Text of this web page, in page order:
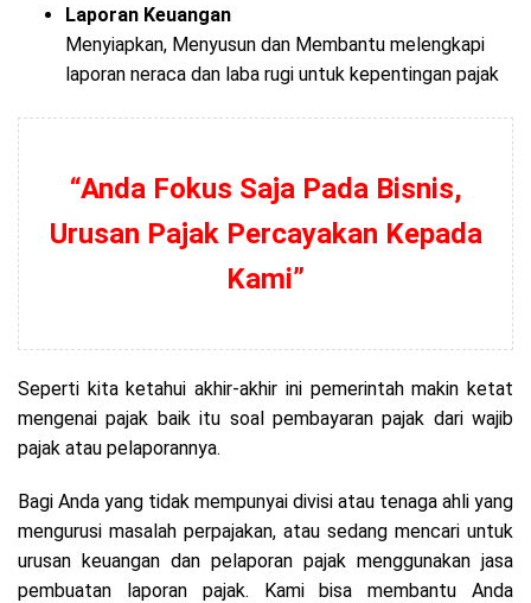
Laporan Keuangan
Menyiapkan, Menyusun dan Membantu melengkapi
laporan neraca dan laba rugi untuk kepentingan pajak
“Anda Fokus Saja Pada Bisnis,
Urusan Pajak Percayakan Kepada
Kami”
Seperti kita ketahui akhir-akhir ini pemerintah makin ketat
mengenai pajak baik itu soal pembayaran pajak dari wajib
pajak atau pelaporannya.
Bagi Anda yang tidak mempunyai divisi atau tenaga ahli yang
mengurusi masalah perpajakan, atau sedang mencari untuk
urusan keuangan dan pelaporan pajak menggunakan jasa
pembuatan laporan pajak. Kami bisa membantu Anda